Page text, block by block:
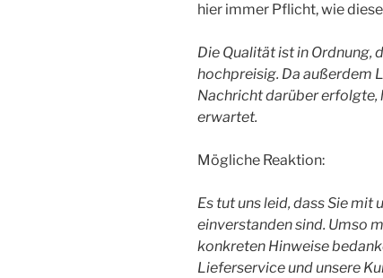
hier immer Pflicht, wie
Die Qualität ist in Ordnung,
hochpreisig. Da außerdem
Nachricht darüber erfolgte,
erwartet.
Mögliche Reaktion:
Es tut uns leid, dass Sie
einverstanden sind. Umso
konkreten Hinweise
Lieferservice und unsere